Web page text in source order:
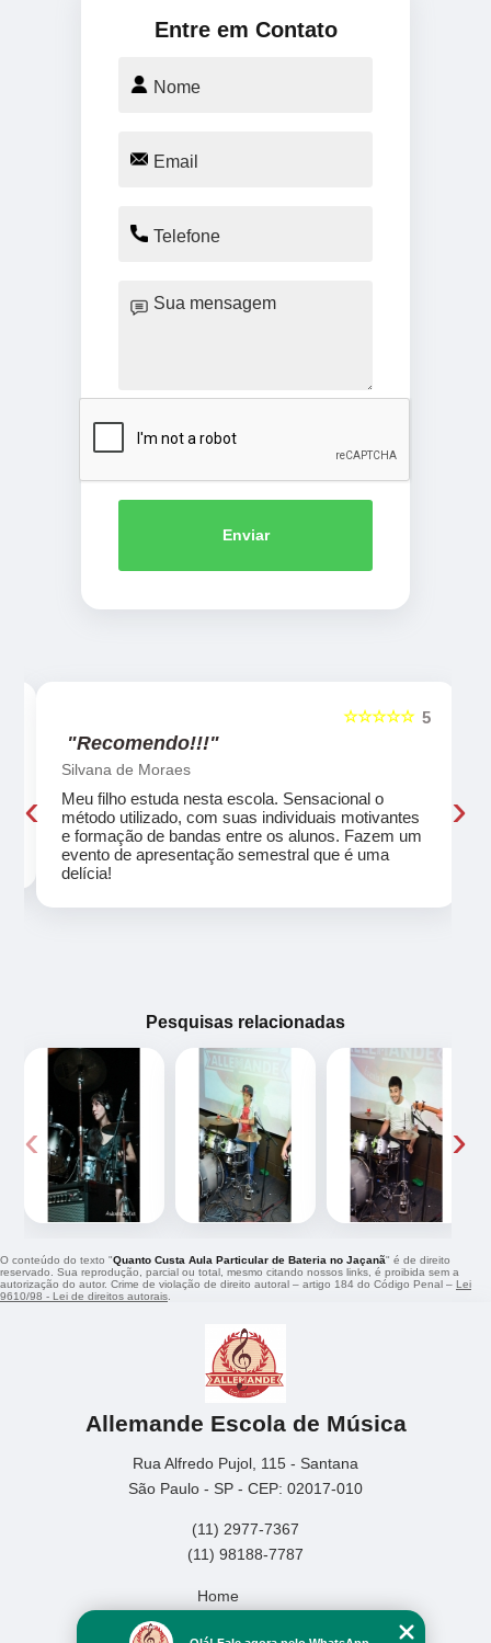
Entre em Contato
Enviar
5
☆☆☆☆☆
"Recomendo!!!"
Silvana de Moraes
Meu filho estuda nesta escola. Sensacional o
método utilizado, com suas individuais motivantes
e formação de bandas entre os alunos. Fazem um
evento de apresentação semestral que é uma
delícia!
‹ ›
Pesquisas relacionadas
‹ ›
O conteúdo do texto "Quanto Custa Aula Particular de Bateria no Jaçanã" é de direito
reservado. Sua reprodução, parcial ou total, mesmo citando nossos links, é proibida sem a
autorização do autor. Crime de violação de direito autoral – artigo 184 do Código Penal – Lei
9610/98 - Lei de direitos autorais.
Allemande Escola de Música
Rua Alfredo Pujol, 115 - Santana
São Paulo - SP - CEP: 02017-010
(11) 2977-7367
(11) 98188-7787
Home